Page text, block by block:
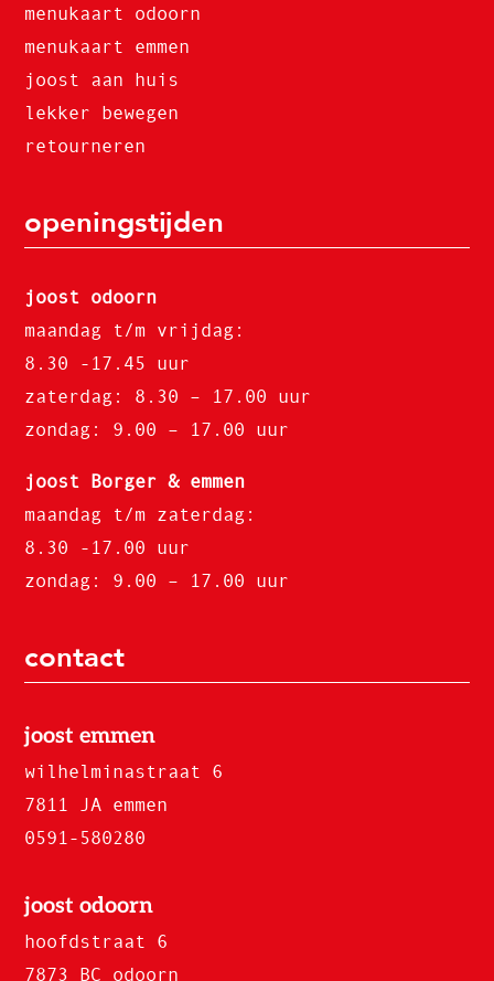
menukaart odoorn
menukaart emmen
joost aan huis
lekker bewegen
retourneren
openingstijden
joost odoorn
maandag t/m vrijdag:
8.30 -17.45 uur
zaterdag: 8.30 – 17.00 uur
zondag: 9.00 – 17.00 uur
joost Borger & emmen
maandag t/m zaterdag:
8.30 -17.00 uur
zondag: 9.00 – 17.00 uur
contact
joost emmen
wilhelminastraat 6
7811 JA emmen
0591-580280
joost odoorn
hoofdstraat 6
7873 BC odoorn